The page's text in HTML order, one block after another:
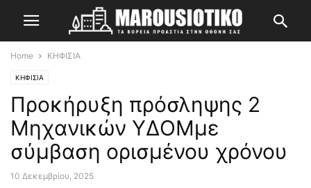
Home ΚΗΦΙΣΙΑ
ΚΗΦΙΣΙΑ
Προκήρυξη πρόσληψης 2
Μηχανικών ΥΔΟΜμε
σύμβαση ορισμένου χρόνου
10 Δεκεμβρίου, 2025